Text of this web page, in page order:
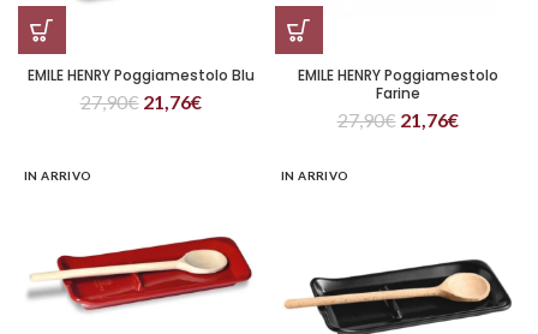
EMILE HENRY Poggiamestolo Blu
27,90€ 21,76€
EMILE HENRY Poggiamestolo
Farine
27,90€ 21,76€
IN ARRIVO IN ARRIVO